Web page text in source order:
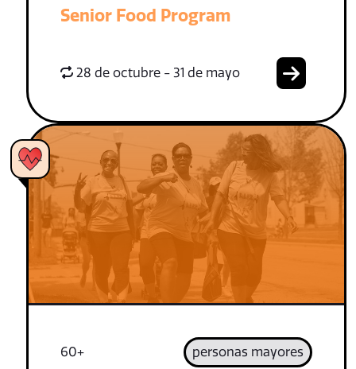
Senior Food Program
28 de octubre - 31 de mayo
60+ personas mayores